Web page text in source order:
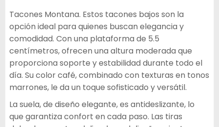
Tacones Montana. Estos tacones bajos son la
opción ideal para quienes buscan elegancia y
comodidad. Con una plataforma de 5.5
centímetros, ofrecen una altura moderada que
proporciona soporte y estabilidad durante todo el
día. Su color café, combinado con texturas en tonos
marrones, le da un toque sofisticado y versátil.
La suela, de diseño elegante, es antideslizante, lo
que garantiza confort en cada paso. Las tiras